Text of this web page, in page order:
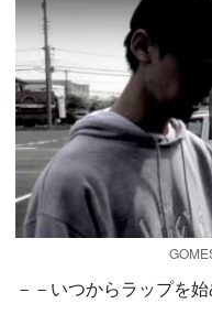
－－いつからラップを